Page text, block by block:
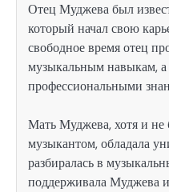
Отец Муджева был
который начал свою
свободное время отец
музыкальным навыкам, а
профессиональными
Мать Муджева, хотя и
музыкантом, обладала
разбиралась в
поддерживала Муджева